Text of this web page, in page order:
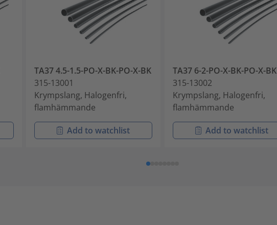
TA37 4.5-1.5-PO-X-BK-PO-X-BK
315-13001
Krympslang, Halogenfri,
flamhämmande
Add to watchlist
TA37 6-2-PO-X-BK-PO-X-BK
315-13002
Krympslang, Halogenfri,
flamhämmande
Add to watchlist